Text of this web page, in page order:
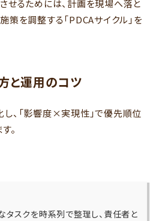
せるためには、計画を現場へ落と
策を調整する「PDCAサイクル」を
と運用のコツ
、「影響度×実現性」で優先順位
。
スクを時系列で整理し、責任者と